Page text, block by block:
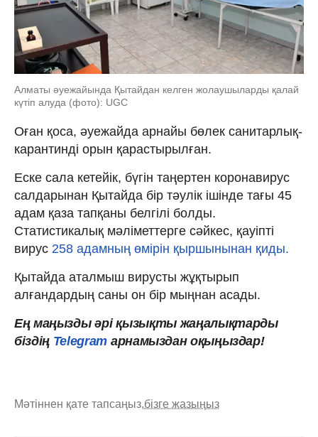
Алматы әуежайында Қытайдан келген жолаушыларды қалай
күтіп алуда (фото): UGC
Оған қоса, әуежайда арнайы бөлек санитарлық-
карантинді орын қарастырылған.
Еске сала кетейік, бүгін таңертен коронавирус
салдарынан Қытайда бір тәулік ішінде тағы 45
адам қаза тапқаны белгілі болды.
Статистикалық мәліметтерге сәйкес, қауіпті
вирус 258 адамның өмірін қыршынынан қиды.
Қытайда аталмыш вирусты жұқтырып
алғандардың саны он бір мыңнан асады.
Ең маңызды әрі қызықты жаңалықтарды
біздің Telegram арнамыздан оқыңыздар!
Мәтіннен қате тапсаңыз,бізге жазыңыз